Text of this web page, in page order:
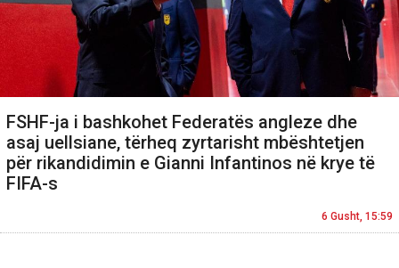
FSHF-ja i bashkohet Federatës angleze dhe
asaj uellsiane, tërheq zyrtarisht mbështetjen
për rikandidimin e Gianni Infantinos në krye të
FIFA-s
6 Gusht, 15:59